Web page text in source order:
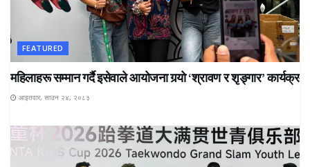
FEATURED
महिलाहरू सम्मान गर्दै इसेवाले आयोजना गर्‍यो ‘श्रावण र शृङ्गार’ कार्यक्रम
आइतवार, साउन २४, २०८३